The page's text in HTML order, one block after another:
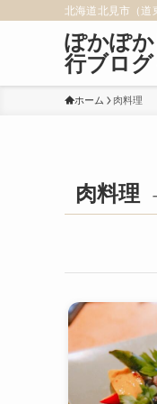
北海道北見市（道
ぽかぽ
行ブログ
ホーム 肉料理
肉料理